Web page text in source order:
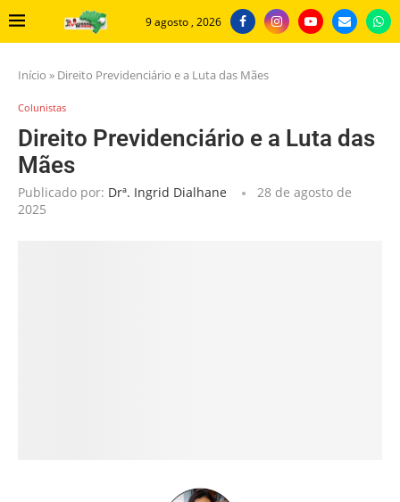
9 agosto , 2026
Início » Direito Previdenciário e a Luta das Mães
Colunistas
Direito Previdenciário e a Luta das
Mães
Publicado por: Drª. Ingrid Dialhane
28 de agosto de
2025